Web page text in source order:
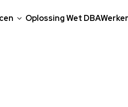
Oplossing Wet DBA